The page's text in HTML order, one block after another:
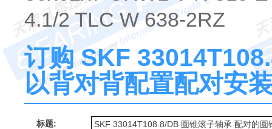
4.1/2 TLC W 638-2RZ
订购 SKF
以背对背配置配对安
标题: